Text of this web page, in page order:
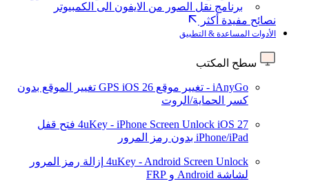
برنامج نقل الصور من الايفون الى الكمبيوتر
نصائح مفيدة أكثر
الأدوات المساعدة & التطبيق
سطح المكتب
iAnyGo - تغيير موقع GPS iOS 26
تغيير الموقع بدون
كسر الحماية/الروت
4uKey - iPhone Screen Unlock iOS 27
فتح قفل
iPhone/iPad بدون رمز المرور
4uKey - Android Screen Unlock إزالة رمز المرور
لشاشة Android و FRP